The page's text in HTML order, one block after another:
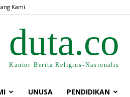
Kami
duta.co
Kantor Berita Religius-Nasionalis
UNUSA PENDIDIKAN